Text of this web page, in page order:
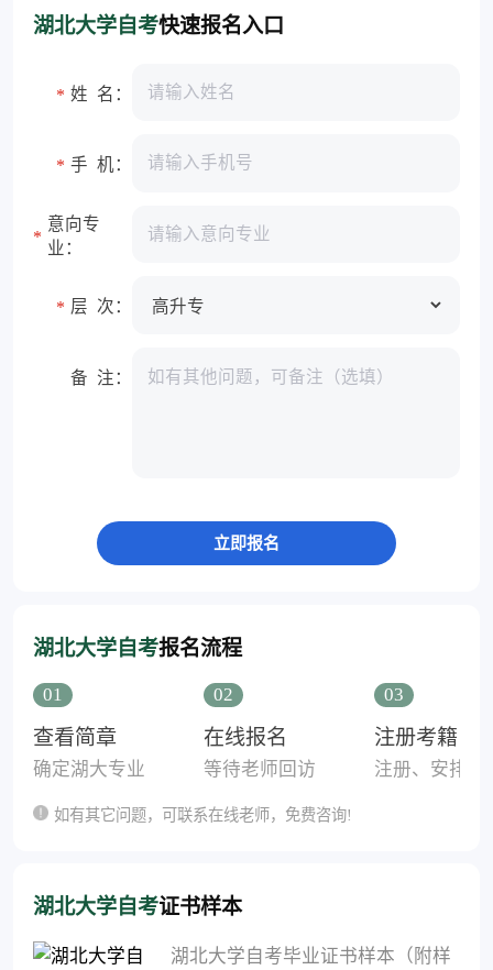
湖北大学自考快速报名入口
* 姓 名：
* 手 机：
*
意向专
业：
* 层 次：
备 注：
湖北大学自考报名流程
01
查看简章
确定湖大专业
02
在线报名
等待老师回访
03
注册考籍
注册、安排
如有其它问题，可联系在线老师，免费咨询!
湖北大学自考证书样本
湖北大学自考毕业证书样本（附样